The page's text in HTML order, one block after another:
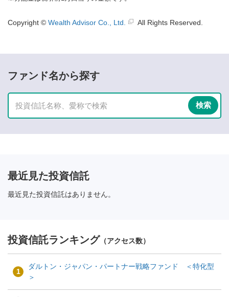
Copyright © Wealth Advisor Co., Ltd. All Rights Reserved.
ファンド名から探す
最近見た投資信託
最近見た投資信託はありません。
投資信託ランキング （アクセス数）
1
ダルトン・ジャパン・パートナー戦略ファンド ＜特化型
＞